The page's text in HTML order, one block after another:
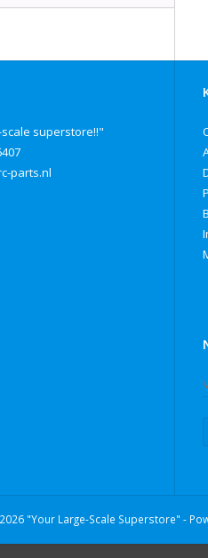
superstore!!"
parts.nl
"Your Large-Scale Superstore" -